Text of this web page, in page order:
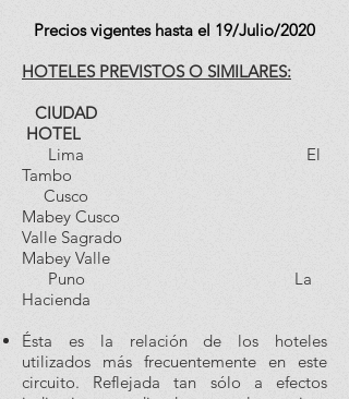
Precios vigentes hasta el 19/Julio/2020
HOTELES PREVISTOS O SIMILARES:
CIUDAD
HOTEL
Lima El
Tambo
Cusco
Mabey Cusco
Valle Sagrado
Mabey Valle
Puno La
Hacienda
Ésta es la relación de los hoteles
utilizados más frecuentemente en este
circuito. Reflejada tan sólo a efectos